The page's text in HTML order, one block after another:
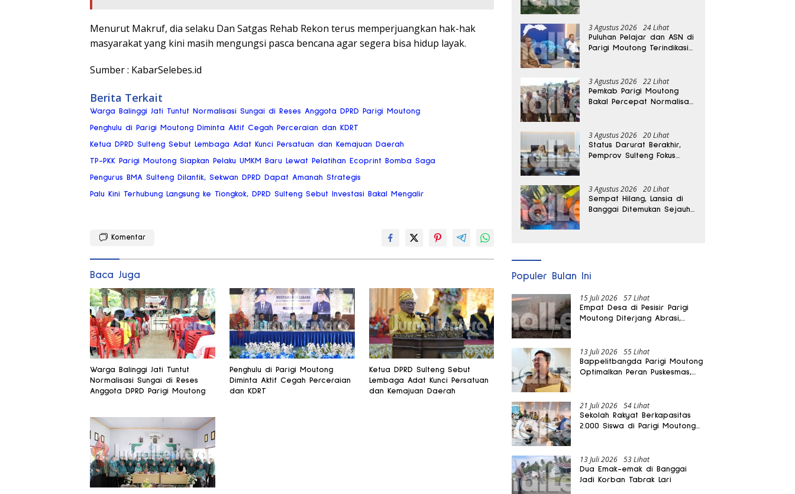
Menurut Makruf, dia selaku Dan Satgas Rehab Rekon terus memperjuangkan hak-hak
masyarakat yang kini masih mengungsi pasca bencana agar segera bisa hidup layak.
Sumber : KabarSelebes.id
Berita Terkait
Warga Balinggi Jati Tuntut Normalisasi Sungai di Reses Anggota DPRD Parigi Moutong
Penghulu di Parigi Moutong Diminta Aktif Cegah Perceraian dan KDRT
Ketua DPRD Sulteng Sebut Lembaga Adat Kunci Persatuan dan Kemajuan Daerah
TP-PKK Parigi Moutong Siapkan Pelaku UMKM Baru Lewat Pelatihan Ecoprint Bomba Saga
Pengurus BMA Sulteng Dilantik, Sekwan DPRD Dapat Amanah Strategis
Palu Kini Terhubung Langsung ke Tiongkok, DPRD Sulteng Sebut Investasi Bakal Mengalir
Komentar
Baca Juga
Warga Balinggi Jati Tuntut
Normalisasi Sungai di Reses
Anggota DPRD Parigi Moutong
Penghulu di Parigi Moutong
Diminta Aktif Cegah Perceraian
dan KDRT
Ketua DPRD Sulteng Sebut
Lembaga Adat Kunci Persatuan
dan Kemajuan Daerah
3 Agustus 2026 24 Lihat
Puluhan Pelajar dan ASN di
Parigi Moutong Terindikasi
3 Agustus 2026 22 Lihat
Pemkab Parigi Moutong
Bakal Percepat Normalisasi
Panas
3 Agustus 2026 20 Lihat
Status Darurat Berakhir,
Pemprov Sulteng Fokus
3 Agustus 2026 20 Lihat
Sempat Hilang, Lansia di
Banggai Ditemukan Sejauh
Populer Bulan Ini
15 Juli 2026 57 Lihat
Empat Desa di Pesisir Parigi
Moutong Diterjang Abrasi,
13 Juli 2026 55 Lihat
Bappelitbangda Parigi Moutong
Optimalkan Peran Puskesmas,
21 Juli 2026 54 Lihat
Sekolah Rakyat Berkapasitas
2.000 Siswa di Parigi Moutong
13 Juli 2026 53 Lihat
Dua Emak-emak di Banggai
Jadi Korban Tabrak Lari